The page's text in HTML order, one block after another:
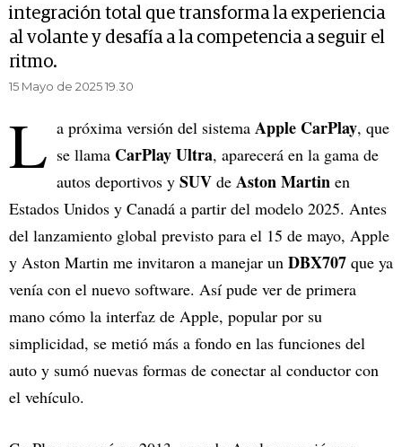
integración total que transforma la experiencia
al volante y desafía a la competencia a seguir el
ritmo.
15 Mayo de 2025 19.30
L a próxima versión del sistema Apple CarPlay, que
se llama CarPlay Ultra, aparecerá en la gama de
autos deportivos y SUV de Aston Martin en
Estados Unidos y Canadá a partir del modelo 2025. Antes
del lanzamiento global previsto para el 15 de mayo, Apple
y Aston Martin me invitaron a manejar un DBX707 que ya
venía con el nuevo software. Así pude ver de primera
mano cómo la interfaz de Apple, popular por su
simplicidad, se metió más a fondo en las funciones del
auto y sumó nuevas formas de conectar al conductor con
el vehículo.